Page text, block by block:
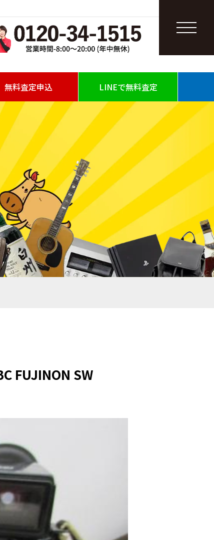
無料査定申込 LINEで無料査定
FUJINON SW